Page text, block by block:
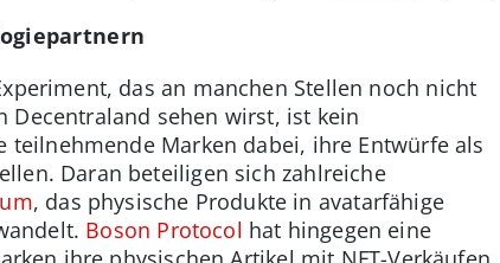
das an manchen Stellen noch nicht
Decentraland sehen wirst, ist kein
Marken dabei, ihre Entwürfe als
Daran beteiligen sich zahlreiche
, das physische Produkte in avatarfähige
Boson Protocol hat hingegen eine